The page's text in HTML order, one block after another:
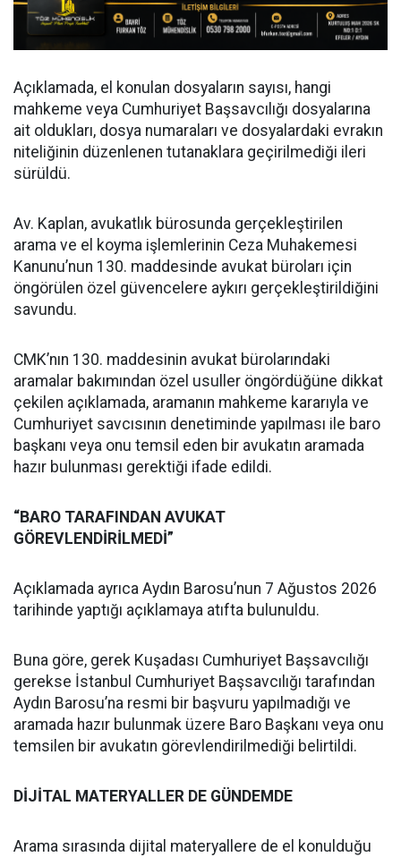
Açıklamada, el konulan dosyaların sayısı, hangi
mahkeme veya Cumhuriyet Başsavcılığı dosyalarına
ait oldukları, dosya numaraları ve dosyalardaki evrakın
niteliğinin düzenlenen tutanaklara geçirilmediği ileri
sürüldü.
Av. Kaplan, avukatlık bürosunda gerçekleştirilen
arama ve el koyma işlemlerinin Ceza Muhakemesi
Kanunu’nun 130. maddesinde avukat büroları için
öngörülen özel güvencelere aykırı gerçekleştirildiğini
savundu.
CMK’nın 130. maddesinin avukat bürolarındaki
aramalar bakımından özel usuller öngördüğüne dikkat
çekilen açıklamada, aramanın mahkeme kararıyla ve
Cumhuriyet savcısının denetiminde yapılması ile baro
başkanı veya onu temsil eden bir avukatın aramada
hazır bulunması gerektiği ifade edildi.
“BARO TARAFINDAN AVUKAT
GÖREVLENDİRİLMEDİ”
Açıklamada ayrıca Aydın Barosu’nun 7 Ağustos 2026
tarihinde yaptığı açıklamaya atıfta bulunuldu.
Buna göre, gerek Kuşadası Cumhuriyet Başsavcılığı
gerekse İstanbul Cumhuriyet Başsavcılığı tarafından
Aydın Barosu’na resmi bir başvuru yapılmadığı ve
aramada hazır bulunmak üzere Baro Başkanı veya onu
temsilen bir avukatın görevlendirilmediği belirtildi.
DİJİTAL MATERYALLER DE GÜNDEMDE
Arama sırasında dijital materyallere de el konulduğu